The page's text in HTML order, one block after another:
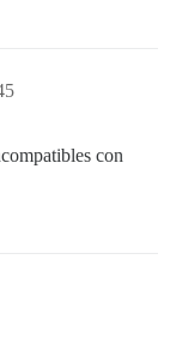
con